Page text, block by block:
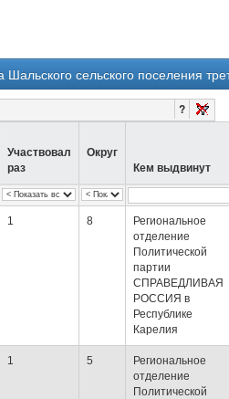
сельского поселения
?
Участвовал
раз
Округ
Кем выдвинут
1 8
Региональное
отделение
Политической
партии
СПРАВЕДЛИВАЯ
РОССИЯ в
Республике
Карелия
1 5
Региональное
отделение
Политической